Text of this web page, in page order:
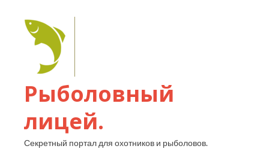
Рыболовный
лицей.
Секретный портал для охотников и рыболовов.